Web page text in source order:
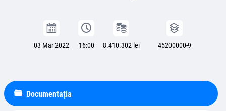
03 Mar 2022 16:00 8.410.302 lei 45200000-9
Documentația